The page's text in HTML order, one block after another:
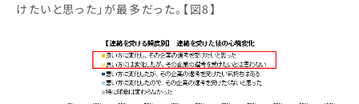
けたいと思った」が最多だった。【図8】